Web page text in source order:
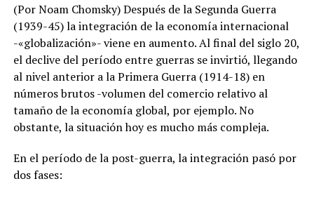
(Por Noam Chomsky) Después de la Segunda Guerra
(1939-45) la integración de la economía internacional
-«globalización»- viene en aumento. Al final del siglo 20,
el declive del período entre guerras se invirtió, llegando
al nivel anterior a la Primera Guerra (1914-18) en
números brutos -volumen del comercio relativo al
tamaño de la economía global, por ejemplo. No
obstante, la situación hoy es mucho más compleja.
En el período de la post-guerra, la integración pasó por
dos fases: